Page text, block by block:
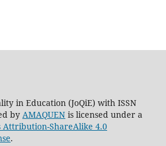
in Education (JoQiE) with ISSN
by AMAQUENis licensed under a
Attribution-ShareAlike 4.0
.